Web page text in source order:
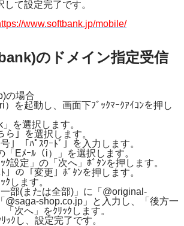
して設定完了です。
www.softbank.jp/mobile/
のドメイン指定受信
の場合
）を起動し、画面下ﾌﾞｯｸﾏｰｸｱｲｺﾝを押し
を選択します。
ら」を選択します。
」「ﾊﾟｽﾜｰﾄﾞ」を入力します。
「Eﾒｰﾙ（i）」を選択します。
ｸ設定」の「次へ」ﾎﾞﾀﾝを押します。
」の「変更」ﾎﾞﾀﾝを押します。
ｸします。
一部(または全部)」に「@original-
@saga-shop.co.jp」と入力し、「後方一
次へ」をｸﾘｯｸします。
ｯｸし、設定完了です。